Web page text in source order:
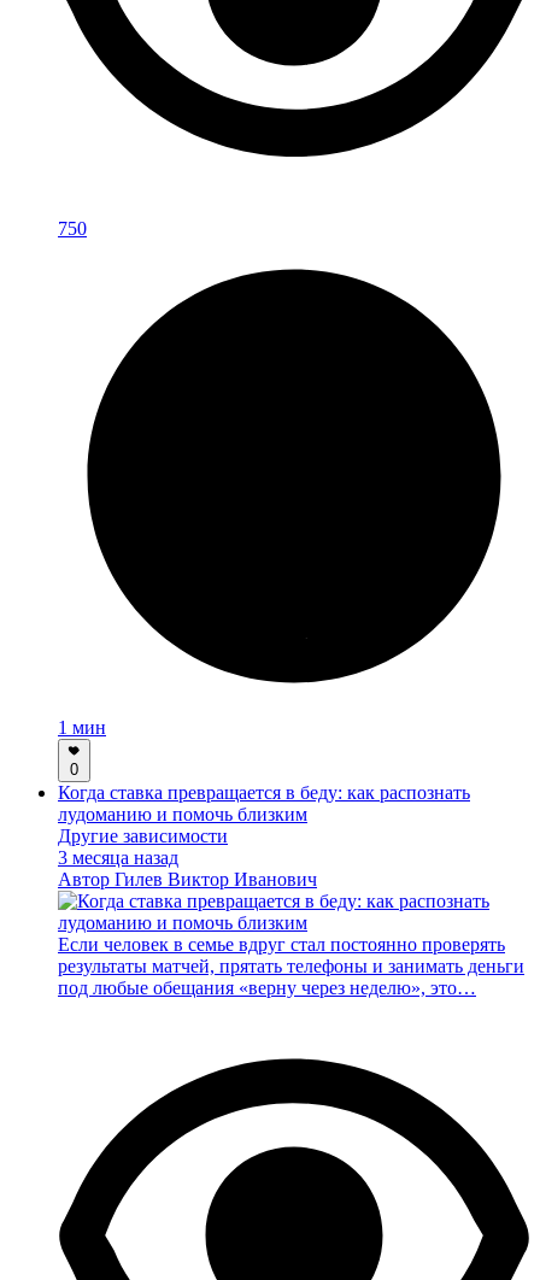
750
1 мин
0
Когда ставка превращается в беду: как распознать
лудоманию и помочь близким
Другие зависимости
3 месяца назад
Автор Гилев Виктор Иванович
Если человек в семье вдруг стал постоянно проверять
результаты матчей, прятать телефоны и занимать деньги
под любые обещания «верну через неделю», это…